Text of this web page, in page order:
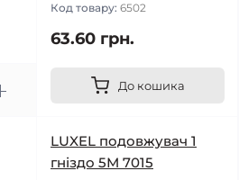
Код товару: 6502
63.60 грн.
До кошика
LUXEL подовжувач 1
гніздо 5М 7015